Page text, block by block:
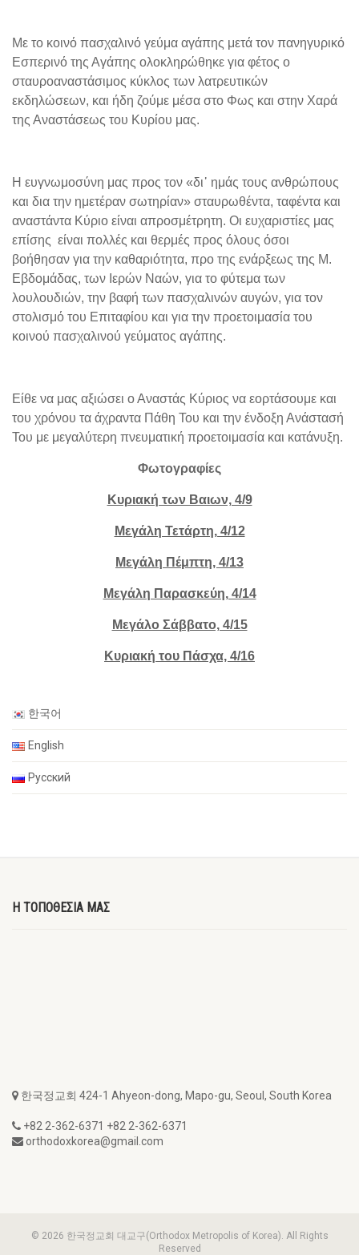
Με το κοινό πασχαλινό γεύμα αγάπης μετά τον πανηγυρικό
Εσπερινό της Αγάπης ολοκληρώθηκε για φέτος ο
σταυροαναστάσιμος κύκλος των λατρευτικών
εκδηλώσεων, και ήδη ζούμε μέσα στο Φως και στην Χαρά
της Αναστάσεως του Κυρίου μας.
Η ευγνωμοσύνη μας προς τον «δι᾽ ημάς τους ανθρώπους
και δια την ημετέραν σωτηρίαν» σταυρωθέντα, ταφέντα και
αναστάντα Κύριο είναι απροσμέτρητη. Οι ευχαριστίες μας
επίσης είναι πολλές και θερμές προς όλους όσοι
βοήθησαν για την καθαριότητα, προ της ενάρξεως της Μ.
Εβδομάδας, των Ιερών Ναών, για το φύτεμα των
λουλουδιών, την βαφή των πασχαλινών αυγών, για τον
στολισμό του Επιταφίου και για την προετοιμασία του
κοινού πασχαλινού γεύματος αγάπης.
Είθε να μας αξιώσει ο Αναστάς Κύριος να εορτάσουμε και
του χρόνου τα άχραντα Πάθη Του και την ένδοξη Ανάστασή
Του με μεγαλύτερη πνευματική προετοιμασία και κατάνυξη.
Φωτογραφίες
Κυριακή των Βαιων, 4/9
Μεγάλη Τετάρτη, 4/12
Μεγάλη Πέμπτη, 4/13
Μεγάλη Παρασκεύη, 4/14
Μεγάλο Σάββατο, 4/15
Κυριακή του Πάσχα, 4/16
한국어
English
Русский
Η ΤΟΠΟΘΕΣΙΑ ΜΑΣ
한국정교회 424-1 Ahyeon-dong, Mapo-gu, Seoul, South Korea
+82 2-362-6371 +82 2-362-6371
orthodoxkorea@gmail.com
© 2026 한국정교회 대교구(Orthodox Metropolis of Korea). All Rights
Reserved